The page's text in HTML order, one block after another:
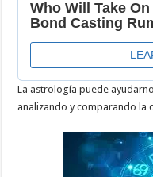
La astrología puede
analizando y comparando la